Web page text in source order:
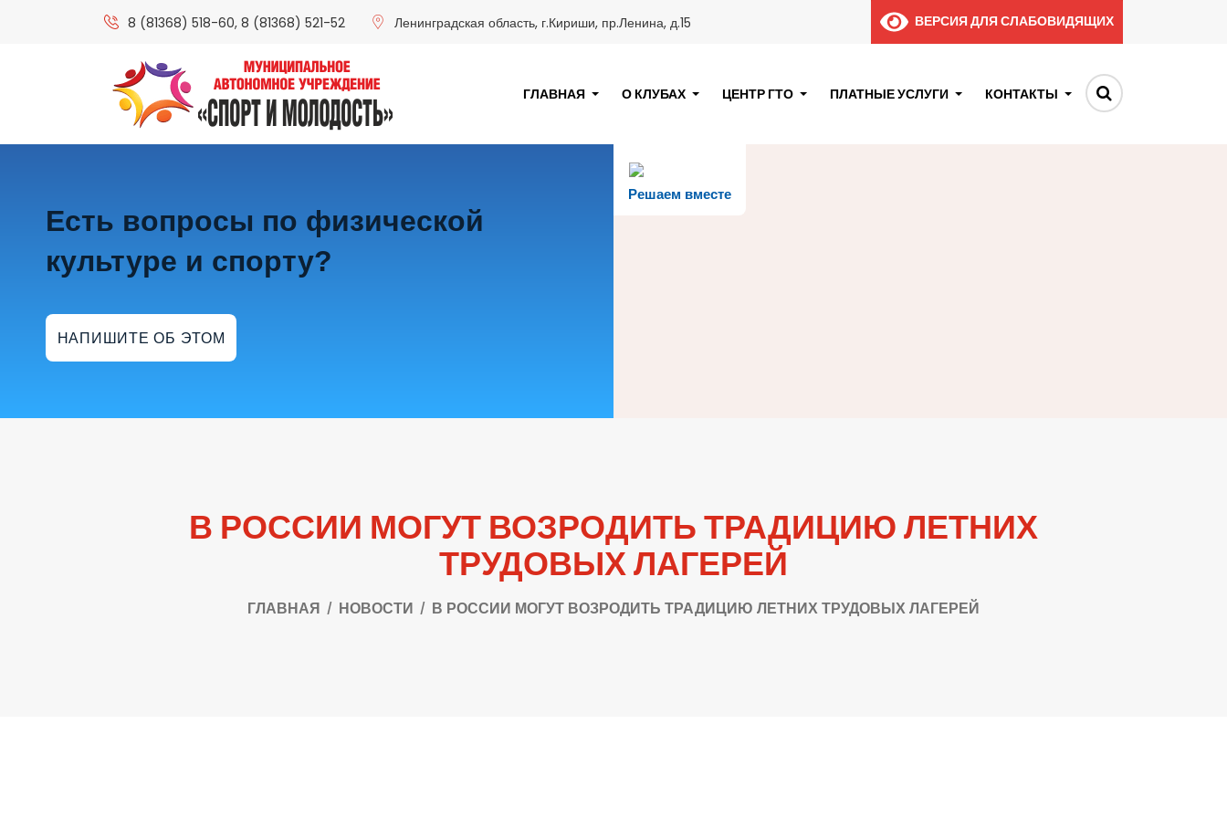
8 (81368) 518-60, 8 (81368) 521-52 Ленинградская область, г.Кириши, пр.Ленина, д.15 ВЕРСИЯ ДЛЯ СЛАБОВИДЯЩИХ
ГЛАВНАЯ О КЛУБАХ ЦЕНТР ГТО ПЛАТНЫЕ УСЛУГИ КОНТАКТЫ
Решаем вместе
Есть вопросы по физической
культуре и спорту?
НАПИШИТЕ ОБ ЭТОМ
В РОССИИ МОГУТ ВОЗРОДИТЬ ТРАДИЦИЮ ЛЕТНИХ
ТРУДОВЫХ ЛАГЕРЕЙ
ГЛАВНАЯ НОВОСТИ В РОССИИ МОГУТ ВОЗРОДИТЬ ТРАДИЦИЮ ЛЕТНИХ ТРУДОВЫХ ЛАГЕРЕЙ